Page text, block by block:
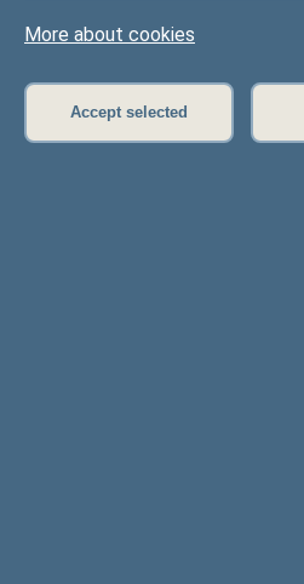
More about cookies
Accept selected
Sitting in progress
Home>Plenary
Seimo
remti tarybos"